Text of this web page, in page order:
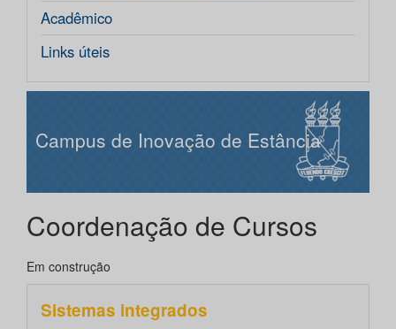
Acadêmico
Links úteis
Campus de Inovação de Estância
Coordenação de Cursos
Em construção
Sistemas integrados